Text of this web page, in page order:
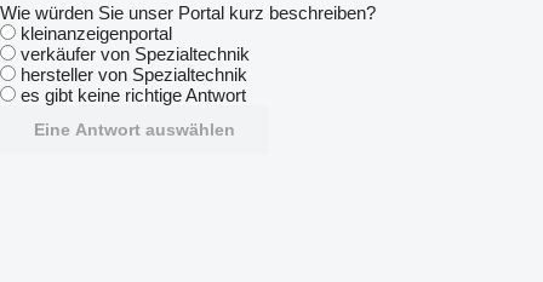
Wie würden Sie unser Portal kurz beschreiben?
kleinanzeigenportal
verkäufer von Spezialtechnik
hersteller von Spezialtechnik
es gibt keine richtige Antwort
Eine Antwort auswählen